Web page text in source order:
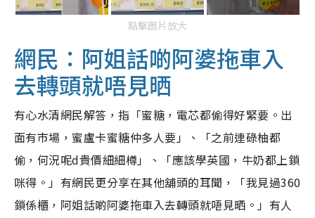
點擊圖片放大
網民：阿姐話啲阿婆拖車入
去轉頭就唔見晒
有心水清網民解答，指「蜜糖，電芯都偷得好緊要。出
面有市場，蜜盧卡蜜糖仲多人要」、「之前連碌柚都
偷，何況呢d貴價細細樽」、「應該學英國，牛奶都上鎖
咪得。」有網民更分享在其他舖頭的耳聞，「我見過360
鎖係櫃，阿姐話啲阿婆拖車入去轉頭就唔見晒。」有人